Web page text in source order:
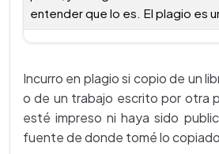
entender que lo es. El plagio es
Incurro en plagio si copio de un
o de un trabajo escrito por otra
esté impreso ni haya sido
fuente de donde tomé lo